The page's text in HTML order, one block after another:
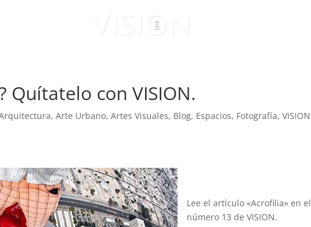
Quítatelo con VISION.
,Arte Urbano,Artes Visuales, Blog, Espacios, Fotografía,VISION
Lee el artículo «Acrofilia» en el
número 13 de VISION.